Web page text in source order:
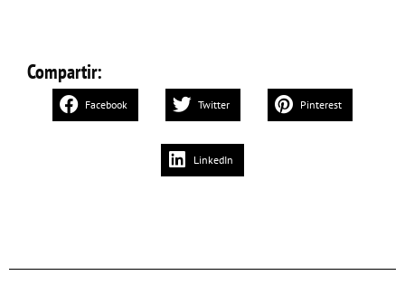
Compartir:
Facebook Twitter Pinterest
LinkedIn